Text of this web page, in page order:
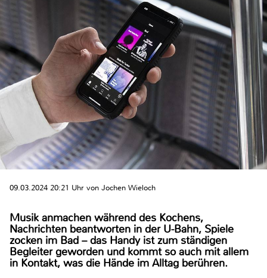
09.03.2024 20:21 Uhr von Jochen Wieloch
Musik anmachen während des Kochens,
Nachrichten beantworten in der U-Bahn, Spiele
zocken im Bad – das Handy ist zum ständigen
Begleiter geworden und kommt so auch mit allem
in Kontakt, was die Hände im Alltag berühren.